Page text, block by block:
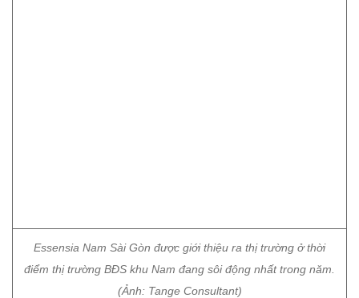
Essensia Nam Sài Gòn được giới thiệu ra thị trường ở thời
điểm thị trường BĐS khu Nam đang sôi động nhất trong năm.
(Ảnh: Tange Consultant)